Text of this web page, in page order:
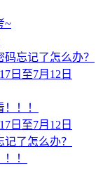
~
忘记了怎么办？
日至7月12日
！！
日至7月12日
了怎么办？
！